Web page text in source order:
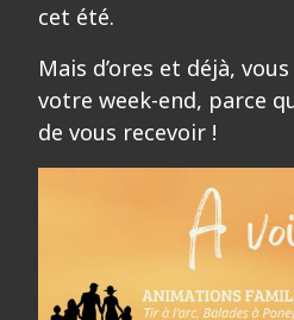
cet été.
Mais d’ores et déjà,
votre week-end, parce
de vous recevoir !